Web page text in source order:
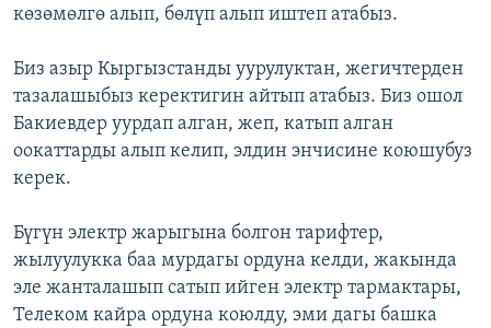
көзөмөлгө алып, бөлүп алып иштеп атабыз.
Биз азыр Кыргызстанды уурулуктан, жегичтерден
тазалашыбыз керектигин айтып атабыз. Биз ошол
Бакиевдер уурдап алган, жеп, катып алган
оокаттарды алып келип, элдин энчисине коюшубуз
керек.
Бүгүн электр жарыгына болгон тарифтер,
жылуулукка баа мурдагы ордуна келди, жакында
эле жанталашып сатып ийген электр тармактары,
Телеком кайра ордуна коюлду, эми дагы башка